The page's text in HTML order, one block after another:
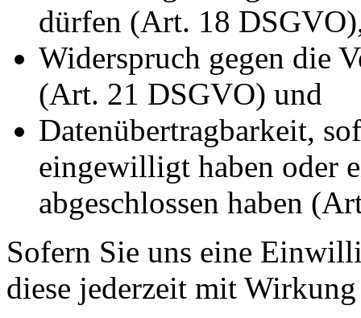
dürfen (Art. 18
Widerspruch gegen die
(Art. 21 DSGVO) und
Datenübertragbarkeit,
eingewilligt haben oder
abgeschlossen haben
Sofern Sie uns eine
diese jederzeit mit